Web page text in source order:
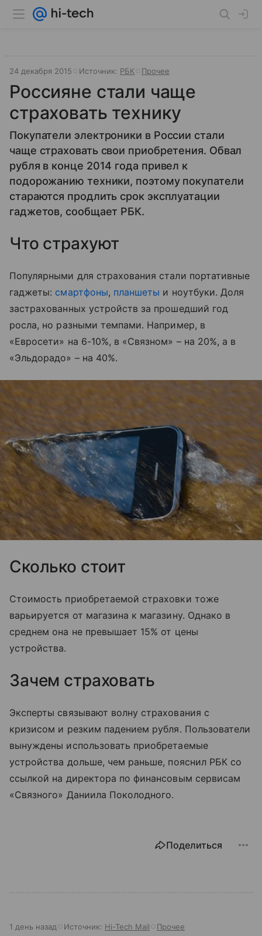
24 декабря 2015 Источник: РБК Прочее
Россияне стали чаще
страховать технику
Покупатели электроники в России стали
чаще страховать свои приобретения. Обвал
рубля в конце 2014 года привел к
подорожанию техники, поэтому покупатели
стараются продлить срок эксплуатации
гаджетов, сообщает РБК.
Что страхуют
Популярными для страхования стали портативные
гаджеты: смартфоны, планшеты и ноутбуки. Доля
застрахованных устройств за прошедший год
росла, но разными темпами. Например, в
«Евросети» на 6-10%, в «Связном» – на 20%, а в
«Эльдорадо» – на 40%.
Сколько стоит
Стоимость приобретаемой страховки тоже
варьируется от магазина к магазину. Однако в
среднем она не превышает 15% от цены
устройства.
Зачем страховать
Эксперты связывают волну страхования с
кризисом и резким падением рубля. Пользователи
вынуждены использовать приобретаемые
устройства дольше, чем раньше, пояснил РБК со
ссылкой на директора по финансовым сервисам
«Связного» Даниила Поколодного.
Поделиться
1 день назад Источник: Hi-Tech Mail Прочее